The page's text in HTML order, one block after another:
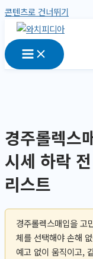
콘텐츠로 건너뛰기
경주롤렉스
시세 하락
리스트
경주롤렉스매입을 고
체를 선택해야 손해
예고 없이 움직이고,